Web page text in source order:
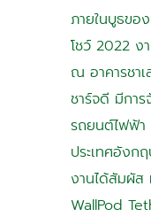
ภายในบูธขอ
โชว์ 2022 ง
ณ อาคารชา
ชาร์จดี มีกา
รถยนต์ไฟฟ้
ประเทศอังก
งานได้สัมผัส
WallPod